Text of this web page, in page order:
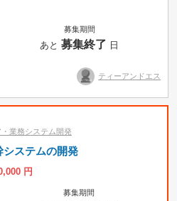
募集期間
あと募集終了 日
ティーアンドエス
業務システム開発
ステムの開発
円
募集期間